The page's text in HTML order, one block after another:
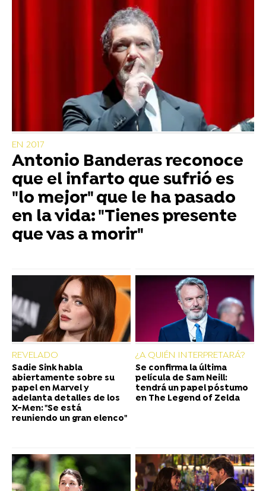
EN 2017
Antonio Banderas reconoce
que el infarto que sufrió es
"lo mejor" que le ha pasado
en la vida: "Tienes presente
que vas a morir"
REVELADO
Sadie Sink habla
abiertamente sobre su
papel en Marvel y
adelanta detalles de los
X-Men: "Se está
reuniendo un gran elenco"
¿A QUIÉN INTERPRETARÁ?
Se confirma la última
película de Sam Neill:
tendrá un papel póstumo
en The Legend of Zelda